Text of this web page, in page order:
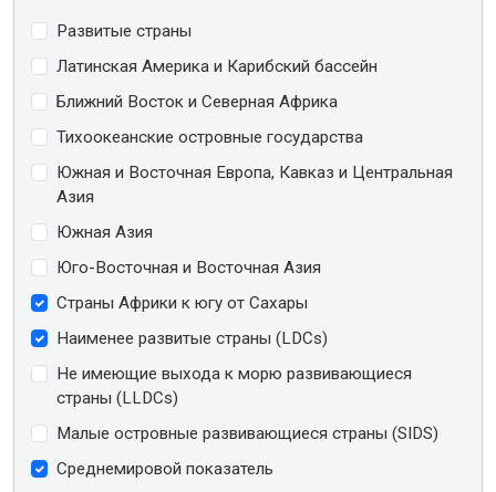
Развитые страны
Латинская Америка и Карибский бассейн
Ближний Восток и Северная Африка
Тихоокеанские островные государства
Южная и Восточная Европа, Кавказ и Центральная
Азия
Южная Азия
Юго-Восточная и Восточная Азия
Страны Африки к югу от Сахары
Наименее развитые страны (LDCs)
Не имеющие выхода к морю развивающиеся
страны (LLDCs)
Малые островные развивающиеся страны (SIDS)
Среднемировой показатель